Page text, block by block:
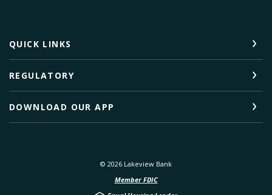
QUICK LINKS
REGULATORY
DOWNLOAD OUR APP
© 2026 Lakeview Bank
Member FDIC